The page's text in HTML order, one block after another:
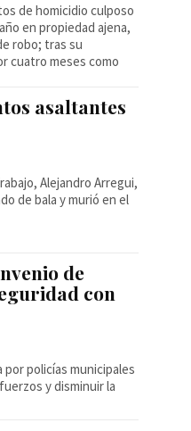
de homicidio culposo
en propiedad ajena,
robo; tras su
cuatro meses como
asaltantes
Alejandro Arregui,
de bala y murió en el
de
con
policías municipales
y disminuir la